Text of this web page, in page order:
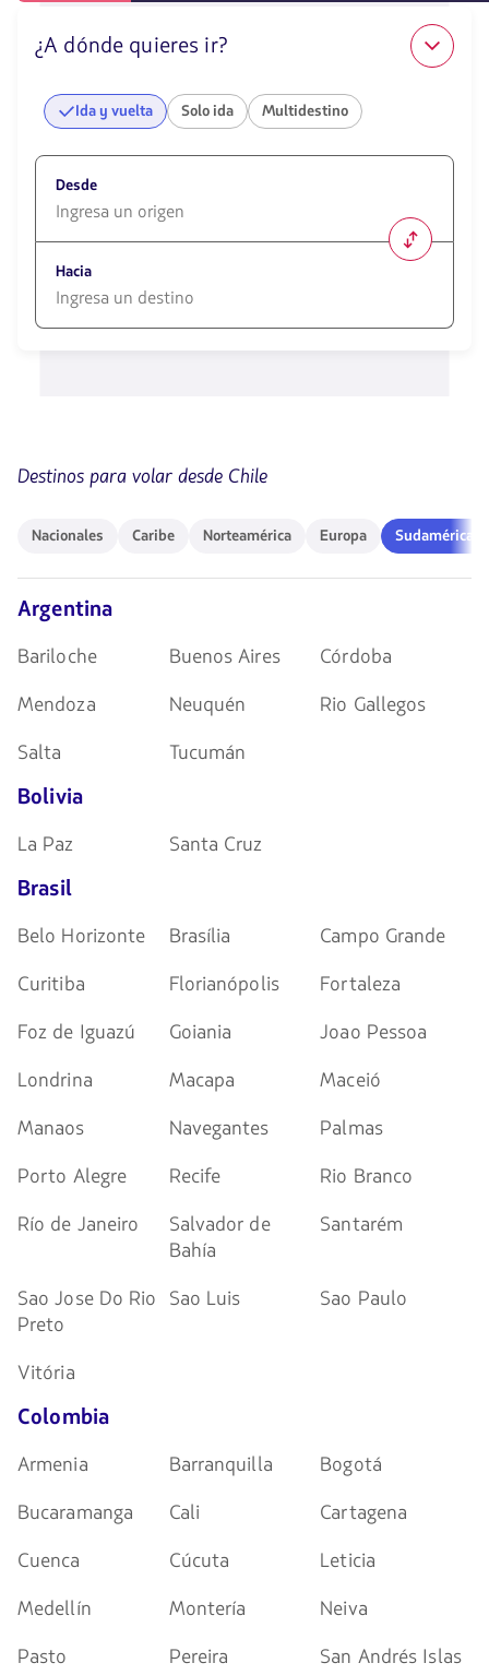
¿A dónde quieres ir?
Ida y vuelta Solo ida Multidestino
Desde
opciones
disponibles.
Usa
las
Hacia
flechas
para
Destinos para volar desde Chile
Nacionales
Nacionales Caribe
Caribe Norteamérica
Norteamérica Europa
Europa Sudamérica
Sudamérica
Argentina
Bariloche Buenos Aires
Córdoba
Mendoza
Neuquén
Rio Gallegos
Salta
Tucumán
Bolivia
La Paz Santa Cruz
Brasil
Belo Horizonte Brasília
Campo Grande
Curitiba
Florianópolis
Fortaleza
Foz de Iguazú
Goiania
Joao Pessoa
Londrina
Macapa
Maceió
Manaos
Navegantes
Palmas
Porto Alegre
Recife
Rio Branco
Río de Janeiro
Salvador de
Bahía
Santarém
Sao Jose Do Rio
Preto
Sao Luis Sao Paulo
Vitória
Colombia
Armenia Barranquilla
Bogotá
Bucaramanga
Cali
Cartagena
Cuenca
Cúcuta
Leticia
Medellín
Montería
Neiva
Pasto
Pereira
San Andrés Islas